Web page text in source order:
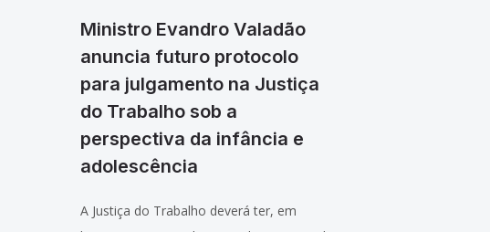
Ministro Evandro Valadão
anuncia futuro protocolo
para julgamento na Justiça
do Trabalho sob a
perspectiva da infância e
adolescência
A Justiça do Trabalho deverá ter, em